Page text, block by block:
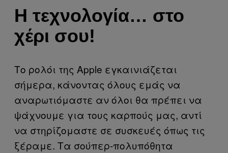
Η τεχνολογία… στο
χέρι σου!
Το ρολόι της Apple εγκαινιάζεται
σήμερα, κάνοντας όλους εμάς να
αναρωτιόμαστε αν όλοι θα πρέπει να
ψάχνουμε για τους καρπούς μας, αντί
να στηρίζομαστε σε συσκευές όπως τις
ξέραμε. Τα σούπερ-πολυπόθητα